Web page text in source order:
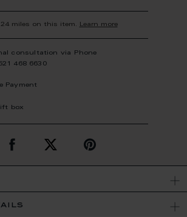
miles on this item. Learn more
consultation via Phone
468 6630
Payment
box